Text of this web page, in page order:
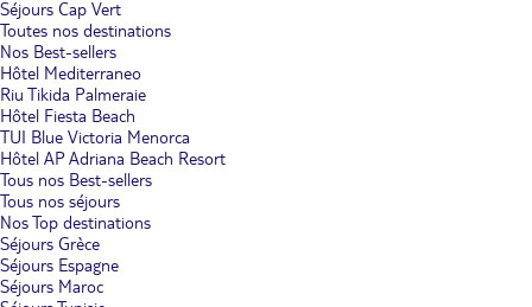
Séjours Cap Vert
Toutes nos destinations
Nos Best-sellers
Hôtel Mediterraneo
Riu Tikida Palmeraie
Hôtel Fiesta Beach
TUI Blue Victoria Menorca
Hôtel AP Adriana Beach Resort
Tous nos Best-sellers
Tous nos séjours
Nos Top destinations
Séjours Grèce
Séjours Espagne
Séjours Maroc